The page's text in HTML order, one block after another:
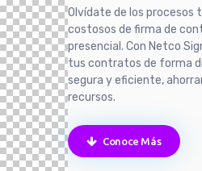
Olvídate de los procesos
costosos de firma de
presencial. Con Netco
tus contratos de forma
segura y eficiente,
recursos.
Conoce Más